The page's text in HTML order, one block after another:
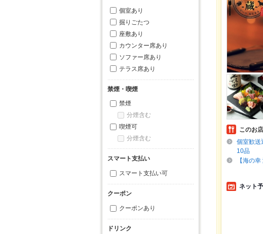
個室あり
掘りごたつ
座敷あり
カウンター席あり
ソファー席あり
テラス席あり
禁煙・喫煙
禁煙
分煙含む
喫煙可
分煙含む
スマート支払い
スマート支払い可
クーポン
クーポンあり
ドリンク
このお
個室歓送
10品
【海の
ネット